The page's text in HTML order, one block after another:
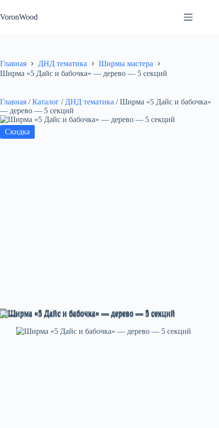
к
сути
VoronWood
Главная ДНД тематика
Ширмы мастера
Ширма «5 Дайс и бабочка» — дерево — 5 секций
Главная / Каталог / ДНД тематика / Ширма «5 Дайс и бабочка»
— дерево — 5 секций
Скидка